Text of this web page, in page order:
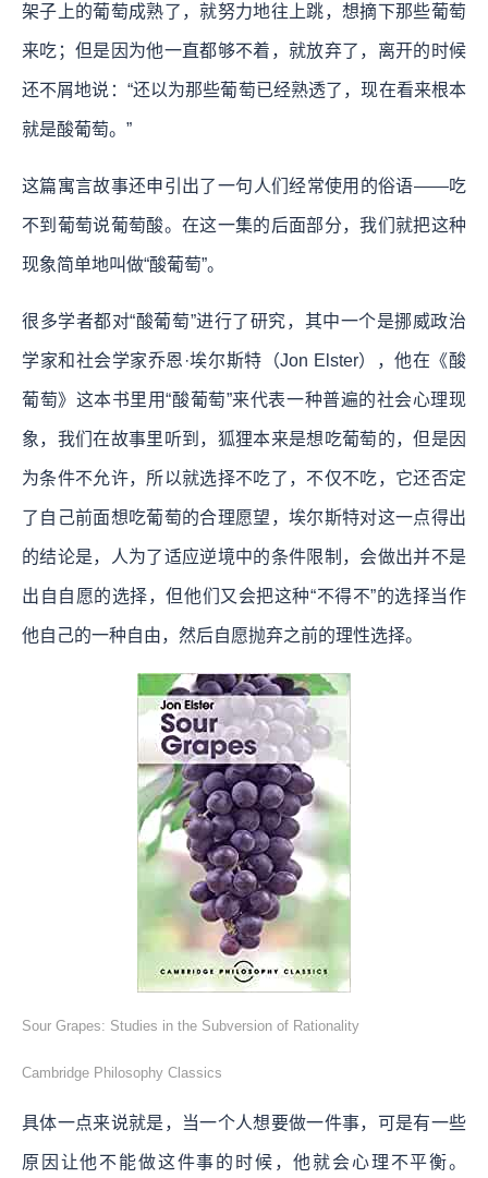
架子上的葡萄成熟了，就努力地往上跳，想摘下那些葡萄
来吃；但是因为他一直都够不着，就放弃了，离开的时候
还不屑地说：“还以为那些葡萄已经熟透了，现在看来根本
就是酸葡萄。”
这篇寓言故事还申引出了一句人们经常使用的俗语——吃
不到葡萄说葡萄酸。在这一集的后面部分，我们就把这种
现象简单地叫做“酸葡萄”。
很多学者都对“酸葡萄”进行了研究，其中一个是挪威政治
学家和社会学家乔恩·埃尔斯特（Jon Elster），他在《酸
葡萄》这本书里用“酸葡萄”来代表一种普遍的社会心理现
象，我们在故事里听到，狐狸本来是想吃葡萄的，但是因
为条件不允许，所以就选择不吃了，不仅不吃，它还否定
了自己前面想吃葡萄的合理愿望，埃尔斯特对这一点得出
的结论是，人为了适应逆境中的条件限制，会做出并不是
出自自愿的选择，但他们又会把这种“不得不”的选择当作
他自己的一种自由，然后自愿抛弃之前的理性选择。
Sour Grapes: Studies in the Subversion of Rationality
Cambridge Philosophy Classics
具体一点来说就是，当一个人想要做一件事，可是有一些
原因让他不能做这件事的时候，他就会心理不平衡。